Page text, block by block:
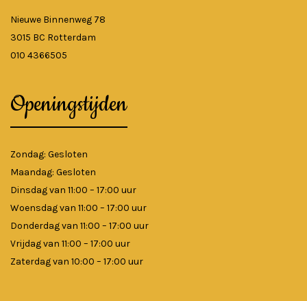
Nieuwe Binnenweg 78
3015 BC Rotterdam
010 4366505
Openingstijden
Zondag: Gesloten
Maandag: Gesloten
Dinsdag van 11:00 – 17:00 uur
Woensdag van 11:00 – 17:00 uur
Donderdag van 11:00 – 17:00 uur
Vrijdag van 11:00 – 17:00 uur
Zaterdag van 10:00 – 17:00 uur